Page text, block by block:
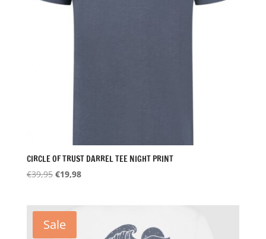
CIRCLE OF TRUST DARREL TEE NIGHT PRINT
€39,95 Oorspronkelijke
€39,95.
€19,98Huidige
Sale